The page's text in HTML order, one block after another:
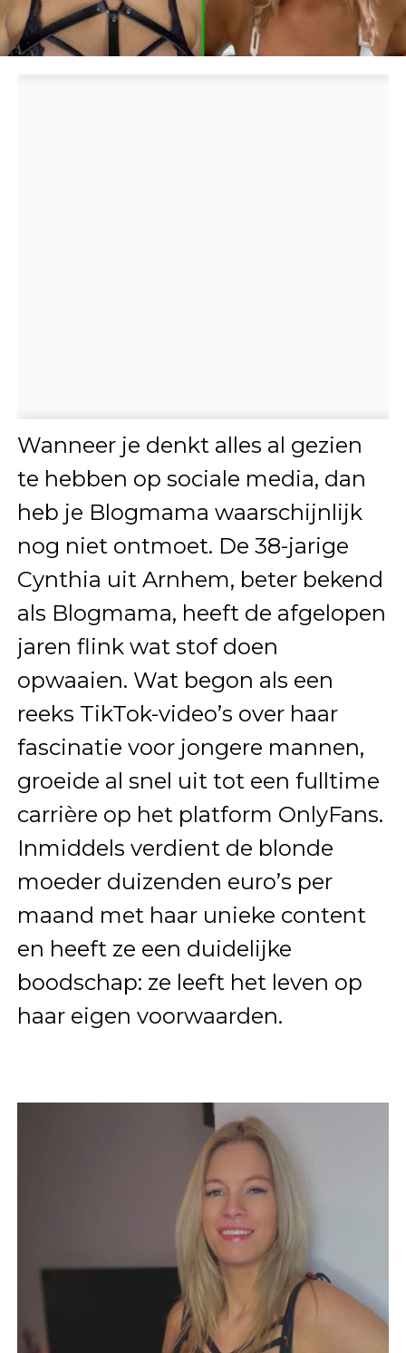
Wanneer je denkt alles al gezien
te hebben op sociale media, dan
heb je Blogmama waarschijnlijk
nog niet ontmoet. De 38-jarige
Cynthia uit Arnhem, beter bekend
als Blogmama, heeft de afgelopen
jaren flink wat stof doen
opwaaien. Wat begon als een
reeks TikTok-video’s over haar
fascinatie voor jongere mannen,
groeide al snel uit tot een fulltime
carrière op het platform OnlyFans.
Inmiddels verdient de blonde
moeder duizenden euro’s per
maand met haar unieke content
en heeft ze een duidelijke
boodschap: ze leeft het leven op
haar eigen voorwaarden.